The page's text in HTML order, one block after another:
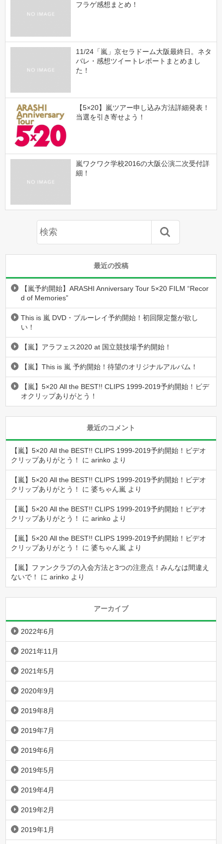
フラゲ感想まとめ！
11/24「嵐」京セラドーム大阪最終日。ネタ
バレ・感想ツイートレポートまとめまし
た！
【5×20】嵐ツアー申し込み方法詳細発表！
当選を引き寄せよう！
嵐ワクワク学校2016の大阪公演二次受付詳
細！
最近の投稿
【嵐予約開始】ARASHI Anniversary Tour 5×20 FILM “Recor
d of Memories”
This is 嵐 DVD・ブルーレイ予約開始！初回限定盤が欲し
い！
【嵐】アラフェス2020 at 国立競技場予約開始！
【嵐】This is 嵐 予約開始！待望のオリジナルアルバム！
【嵐】5×20 All the BEST!! CLIPS 1999-2019予約開始！ビデ
オクリップありがとう！
最近のコメント
【嵐】5×20 All the BEST!! CLIPS 1999-2019予約開始！ビデオ
クリップありがとう！
にarinko より
【嵐】5×20 All the BEST!! CLIPS 1999-2019予約開始！ビデオ
クリップありがとう！
に婆ちゃん嵐 より
【嵐】5×20 All the BEST!! CLIPS 1999-2019予約開始！ビデオ
クリップありがとう！
にarinko より
【嵐】5×20 All the BEST!! CLIPS 1999-2019予約開始！ビデオ
クリップありがとう！
に婆ちゃん嵐 より
【嵐】ファンクラブの入会方法と3つの注意点！みんなは間違え
ないで！
にarinko より
アーカイブ
2022年6月
2021年11月
2021年5月
2020年9月
2019年8月
2019年7月
2019年6月
2019年5月
2019年4月
2019年2月
2019年1月